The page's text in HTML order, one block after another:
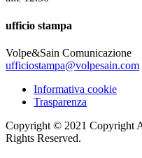
ufficio stampa
Volpe&Sain Comunicazione
ufficiostampa@volpesain.com
Informativa cookie
Trasparenza
Copyright © 2021 Copyright
Rights Reserved.